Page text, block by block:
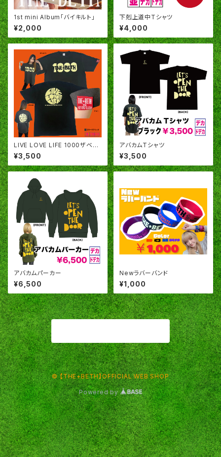
1st mini Album「バイキルト」
¥2,000
下剋上道中Tシャツ
¥4,000
LIVE LOVE LIFE 1000ザベス
T
¥3,500
アバカムTシャツ
¥3,500
アバカムパーカー
¥6,500
Newラバーバンド
¥1,000
© 【THE+BETH】OFFICIAL WEB SHOP
Powered by